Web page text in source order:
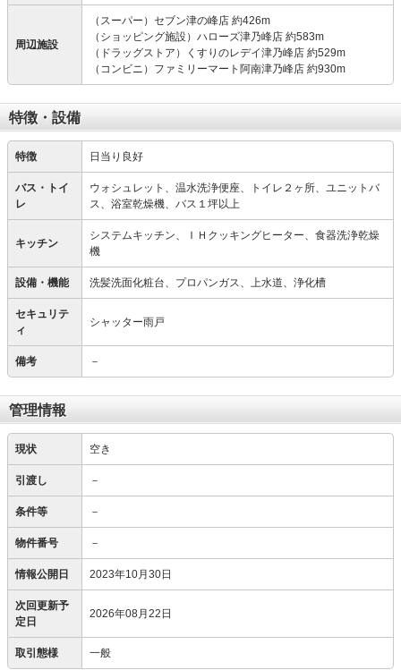
周辺施設
（スーパー）セブン津の峰店 約426m
（ショッピング施設）ハローズ津乃峰店 約583m
（ドラッグストア）くすりのレデイ津乃峰店 約529m
（コンビニ）ファミリーマート阿南津乃峰店 約930m
特徴・設備
特徴 日当り良好
バス・トイ
レ
ウォシュレット、温水洗浄便座、トイレ２ヶ所、ユニットバ
ス、浴室乾燥機、バス１坪以上
キッチン
システムキッチン、ＩＨクッキングヒーター、食器洗浄乾燥
機
設備・機能 洗髪洗面化粧台、プロパンガス、上水道、浄化槽
セキュリテ
ィ
シャッター雨戸
備考 －
管理情報
現状 空き
引渡し －
条件等 －
物件番号 －
情報公開日 2023年10月30日
次回更新予
定日
2026年08月22日
取引態様 一般